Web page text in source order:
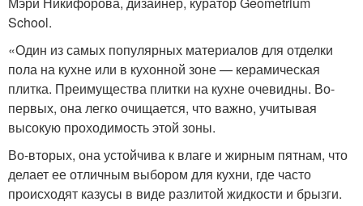
School.
«Один из самых популярных материалов для отделки
пола на кухне или в кухонной зоне — керамическая
плитка. Преимущества плитки на кухне очевидны. Во-
первых, она легко очищается, что важно, учитывая
высокую проходимость этой зоны.
Во-вторых, она устойчива к влаге и жирным пятнам, что
делает ее отличным выбором для кухни, где часто
происходят казусы в виде разлитой жидкости и брызги.